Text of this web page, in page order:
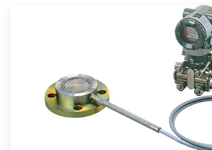
補足1: ダイアフラムシール機構は
差圧計の受圧部分に被測定流体が
は困る場合に使用するもので、キャ
て伝送器と結合し、シール液を封
入します。